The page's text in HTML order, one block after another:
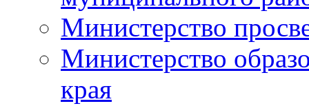
Министерство
Министерство
края